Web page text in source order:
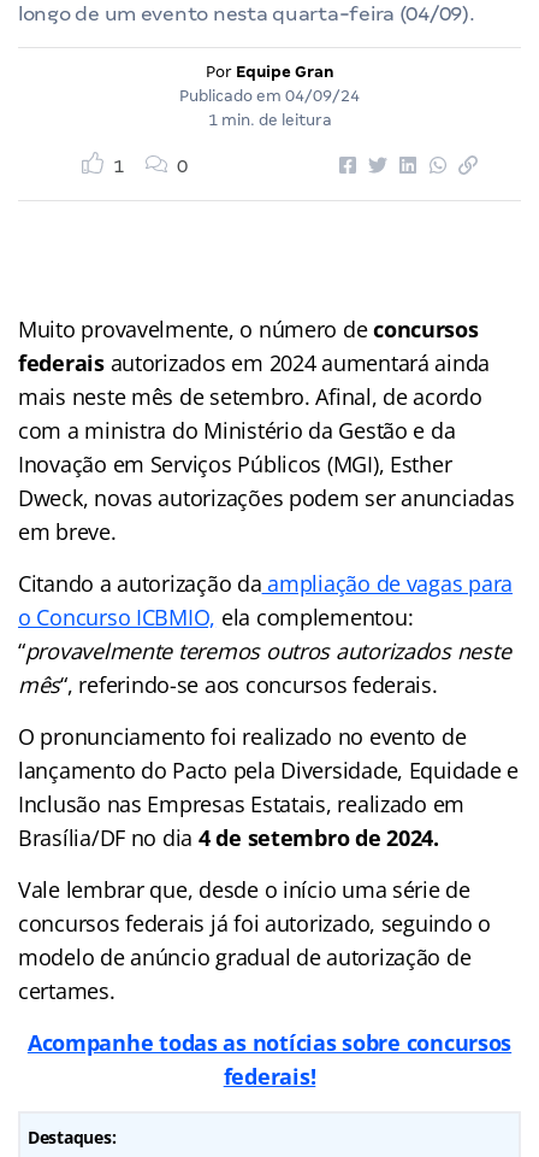
longo de um evento nesta quarta-feira (04/09).
Por Equipe Gran
Publicado em 04/09/24
1 min. de leitura
1 0
Muito provavelmente, o número deconcursos
federaisautorizados em 2024 aumentará ainda
mais neste mês de setembro. Afinal, de acordo
com a ministra do Ministério da Gestão e da
Inovação em Serviços Públicos (MGI), Esther
Dweck, novas autorizações podem ser anunciadas
em breve.
Citando a autorização da ampliação de vagas para
o Concurso ICBMIO, ela complementou:
“provavelmente teremos outros autorizados neste
mês“, referindo-se aos concursos federais.
O pronunciamento foi realizado no evento de
lançamento do Pacto pela Diversidade, Equidade e
Inclusão nas Empresas Estatais, realizado em
Brasília/DF no dia 4 de setembro de 2024.
Vale lembrar que, desde o início uma série de
concursos federais já foi autorizado, seguindo o
modelo de anúncio gradual de autorização de
certames.
Acompanhe todas as notícias sobre concursos
federais!
Destaques: